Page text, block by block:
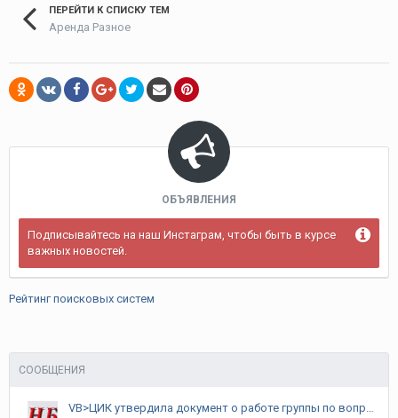
ПЕРЕЙТИ К СПИСКУ ТЕМ
Аренда Разное
ОБЪЯВЛЕНИЯ
Подписывайтесь на наш Инстаграм, чтобы быть в курсе
важных новостей.
Рейтинг поисковых систем
СООБЩЕНИЯ
VB>ЦИК утвердила документ о работе группы по вопросам инклюзивных выборов